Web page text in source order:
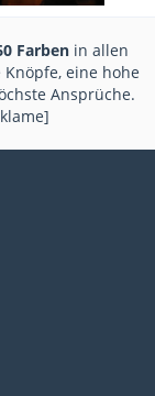
Farben in allen
eine hohe
Ansprüche.